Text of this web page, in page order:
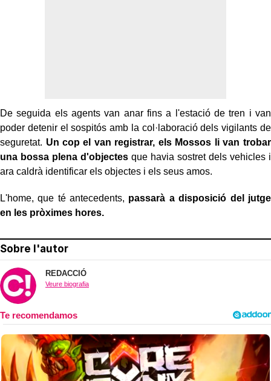
De seguida els agents van anar fins a l'estació de tren i van
poder detenir el sospitós amb la col·laboració dels vigilants de
seguretat. Un cop el van registrar, els Mossos li van trobar
una bossa plena d'objectesque havia sostret dels vehicles i
ara caldrà identificar els objectes i els seus amos.
L'home, que té antecedents, passarà a disposició del jutge
en les pròximes hores.
Sobre l'autor
REDACCIÓ
Veure biografia